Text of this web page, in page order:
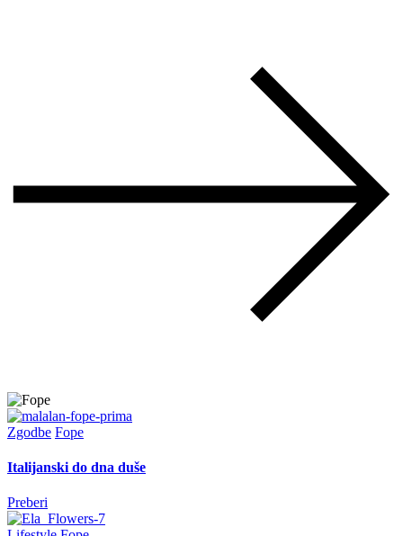
Zgodbe Fope
Italijanski do dna duše
Preberi